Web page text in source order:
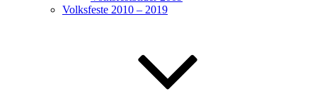
Volksfeste 2010 – 2019